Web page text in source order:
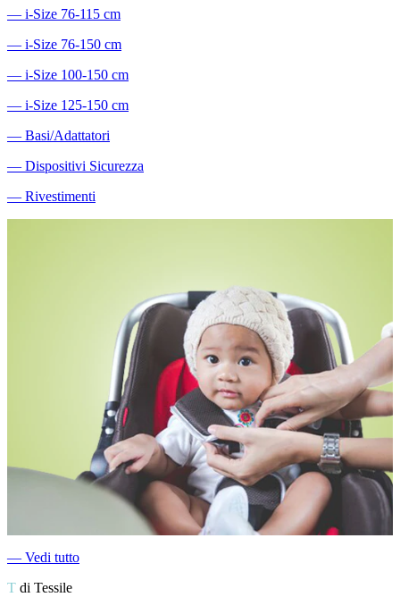
― i-Size 76-115 cm
― i-Size 76-150 cm
― i-Size 100-150 cm
― i-Size 125-150 cm
― Basi/Adattatori
― Dispositivi Sicurezza
― Rivestimenti
― Vedi tutto
T di Tessile